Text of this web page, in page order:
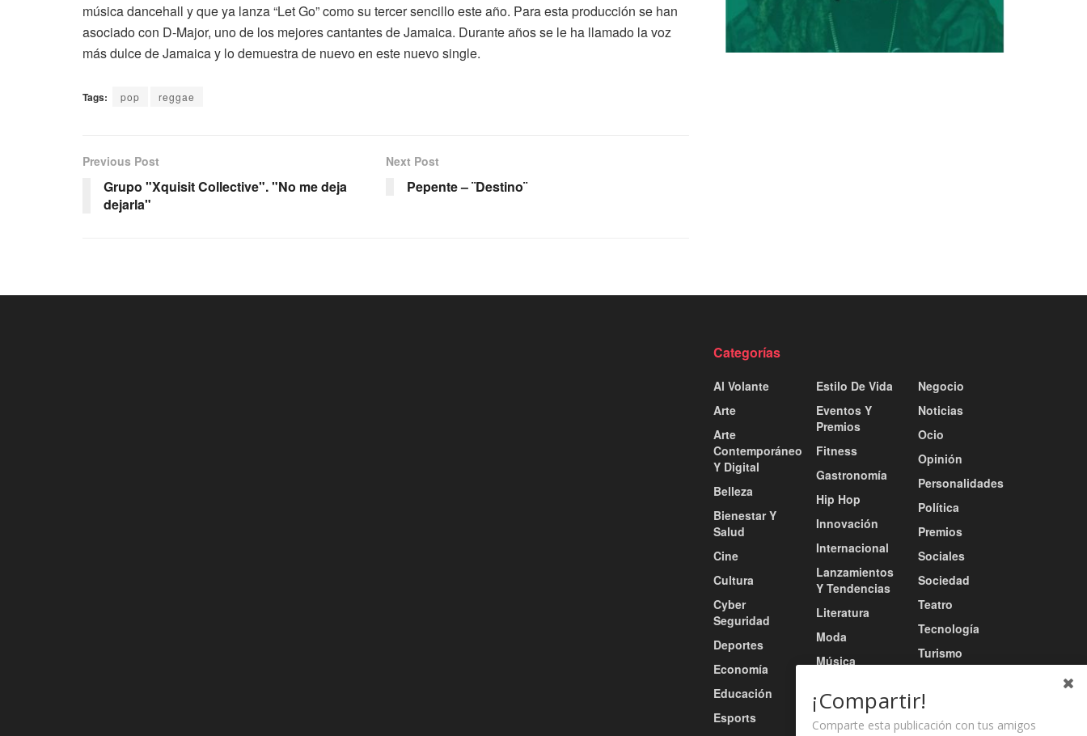
música dancehall y que ya lanza “Let Go” como su tercer sencillo este año. Para esta producción se han
asociado con D-Major, uno de los mejores cantantes de Jamaica. Durante años se le ha llamado la voz
más dulce de Jamaica y lo demuestra de nuevo en este nuevo single.
Tags: pop reggae
Previous Post
Grupo "Xquisit Collective". "No me deja
dejarla"
Next Post
Pepente – ¨Destino¨
Categorías
Al Volante
Arte
Arte
Contemporáneo
Y Digital
Belleza
Bienestar Y
Salud
Cine
Cultura
Cyber
Seguridad
Deportes
Economía
Educación
Esports
Estilo De Vida
Eventos Y
Premios
Fitness
Gastronomía
Hip Hop
Innovación
Internacional
Lanzamientos
Y Tendencias
Literatura
Moda
Música
Nacional
Negocio
Noticias
Ocio
Opinión
Personalidades
Política
Premios
Sociales
Sociedad
Teatro
Tecnología
Turismo
Redes
Video
¡Compartir!
Comparte esta publicación con tus amigos